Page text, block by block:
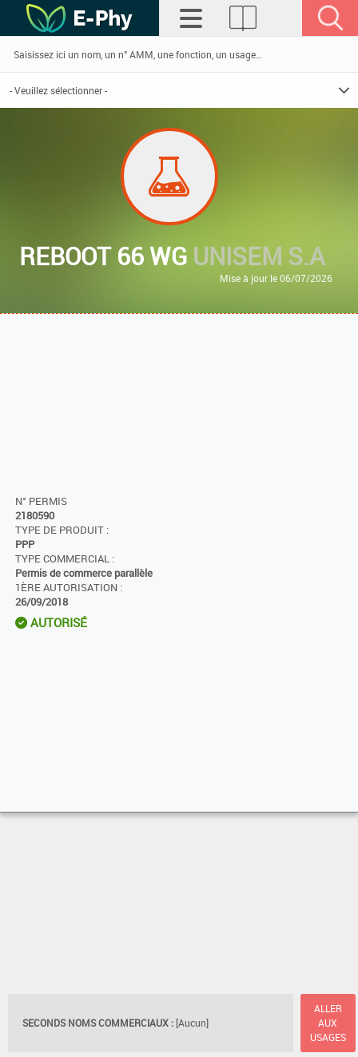
REBOOT 66 WG UNISEM S.A
Mise à jour le 06/07/2026
N° PERMIS
2180590
TYPE DE PRODUIT :
PPP
TYPE COMMERCIAL :
Permis de commerce parallèle
1ÈRE AUTORISATION :
26/09/2018
AUTORISÉ
SECONDS NOMS COMMERCIAUX : [Aucun]
ALLER
AUX
USAGES